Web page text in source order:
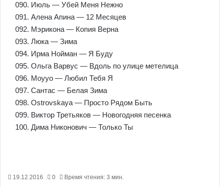
090. Июль — Убей Меня Нежно
091. Алена Апина — 12 Месяцев
092. Мэрикона — Копия Верна
093. Люка — Зима
094. Ирма Нойман — Я Буду
095. Ольга Варвус — Вдоль по улице метелица
096. Moyyo — Любил Тебя Я
097. Сантас — Белая Зима
098. Ostrovskaya — Просто Рядом Быть
099. Виктор Третьяков — Новогодняя песенка
100. Дима Никонович — Только Ты
19.12.2016 0 Время чтения: 3 мин.